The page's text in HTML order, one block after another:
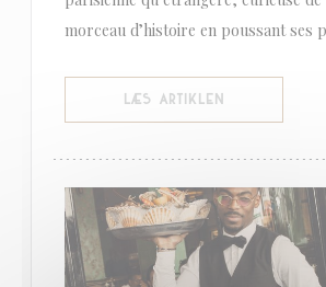
morceau d’histoire en poussant ses
LÆS ARTIKLEN